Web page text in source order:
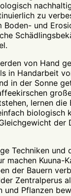
zu
Boden- und
von Hand
in Handarbeit
in der Sonne
lernen die
biologisch
der
Techniken und
machen Kuuna-
der Bauern
Zentralperus
und Pflanzen